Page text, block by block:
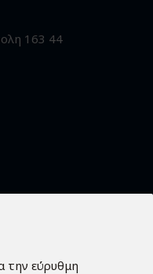
163 44
την εύρυθμη